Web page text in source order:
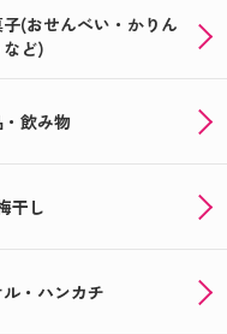
ン情報
入り★敬老の日ギ
(おせんべい・かりん
など)
飲み物
干し
ル・ハンカチ